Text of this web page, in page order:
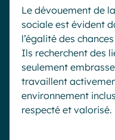
Le dévouement de
sociale est évident
l’égalité des
Ils recherchent des
seulement
travaillent
environnement
respecté et valorisé.